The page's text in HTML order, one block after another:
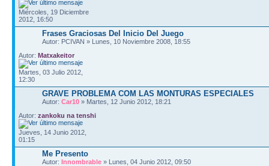
Miércoles, 19 Diciembre
2012, 16:50
Frases Graciosas Del Inicio Del Juego
Autor: PCIVAN » Lunes, 10 Noviembre 2008, 18:55
Autor: Matxakeitor
Martes, 03 Julio 2012,
12:30
GRAVE PROBLEMA COM LAS MONTURAS ESPECIALES
Autor: Car10 » Martes, 12 Junio 2012, 18:21
Autor: zankoku na tenshi
Jueves, 14 Junio 2012,
01:15
Me Presento
Autor: Innombrable » Lunes, 04 Junio 2012, 09:50